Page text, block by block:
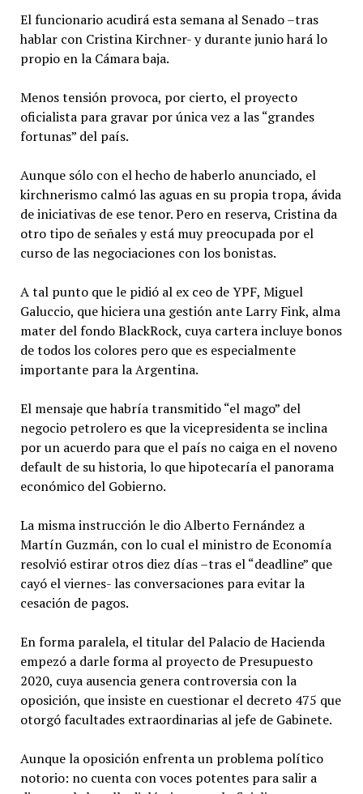
El funcionario acudirá esta semana al Senado –tras
hablar con Cristina Kirchner- y durante junio hará lo
propio en la Cámara baja.
Menos tensión provoca, por cierto, el proyecto
oficialista para gravar por única vez a las “grandes
fortunas” del país.
Aunque sólo con el hecho de haberlo anunciado, el
kirchnerismo calmó las aguas en su propia tropa, ávida
de iniciativas de ese tenor. Pero en reserva, Cristina da
otro tipo de señales y está muy preocupada por el
curso de las negociaciones con los bonistas.
A tal punto que le pidió al ex ceo de YPF, Miguel
Galuccio, que hiciera una gestión ante Larry Fink, alma
mater del fondo BlackRock, cuya cartera incluye bonos
de todos los colores pero que es especialmente
importante para la Argentina.
El mensaje que habría transmitido “el mago” del
negocio petrolero es que la vicepresidenta se inclina
por un acuerdo para que el país no caiga en el noveno
default de su historia, lo que hipotecaría el panorama
económico del Gobierno.
La misma instrucción le dio Alberto Fernández a
Martín Guzmán, con lo cual el ministro de Economía
resolvió estirar otros diez días –tras el “deadline” que
cayó el viernes- las conversaciones para evitar la
cesación de pagos.
En forma paralela, el titular del Palacio de Hacienda
empezó a darle forma al proyecto de Presupuesto
2020, cuya ausencia genera controversia con la
oposición, que insiste en cuestionar el decreto 475 que
otorgó facultades extraordinarias al jefe de Gabinete.
Aunque la oposición enfrenta un problema político
notorio: no cuenta con voces potentes para salir a